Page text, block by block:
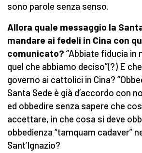
sono parole senza senso.
Allora quale messaggio la
mandare ai fedeli in Cina con
comunicato? “Abbiate fiducia in
quel che abbiamo deciso”(?) E
governo ai cattolici in Cina?
Santa Sede è già d’accordo con
ed obbedire senza sapere che
accettare, in che cosa si deve
obbedienza “tamquam cadaver”
Sant’Ignazio?